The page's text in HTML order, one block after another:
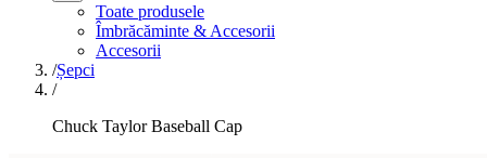
Toate produsele
Îmbrăcăminte & Accesorii
Accesorii
/Șepci
/
Chuck Taylor Baseball Cap